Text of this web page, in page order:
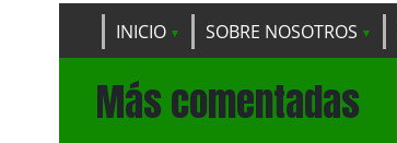
INICIO SOBRE NOSOTROS
Más comentadas